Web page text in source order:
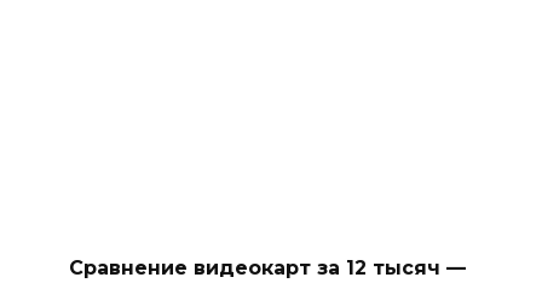
Сравнение видеокарт за 12 тысяч —